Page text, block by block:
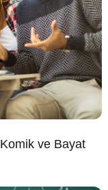
ve Bayat